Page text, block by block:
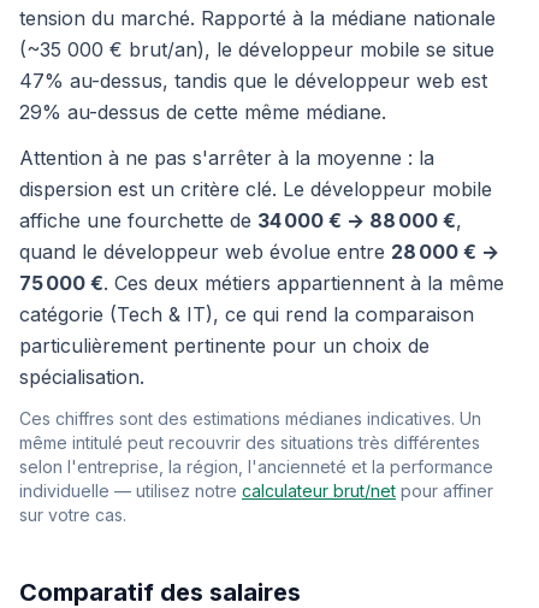
tension du marché. Rapporté à la médiane nationale
(~35 000 € brut/an), le développeur mobile se situe
47% au-dessus, tandis que le développeur web est
29% au-dessus de cette même médiane.
Attention à ne pas s'arrêter à la moyenne : la
dispersion est un critère clé. Le développeur mobile
affiche une fourchette de 34 000 € → 88 000 €,
quand le développeur web évolue entre 28 000 € →
75 000 €. Ces deux métiers appartiennent à la même
catégorie (Tech & IT), ce qui rend la comparaison
particulièrement pertinente pour un choix de
spécialisation.
Ces chiffres sont des estimations médianes indicatives. Un
même intitulé peut recouvrir des situations très différentes
selon l'entreprise, la région, l'ancienneté et la performance
individuelle — utilisez notre calculateur brut/net pour affiner
sur votre cas.
Comparatif des salaires